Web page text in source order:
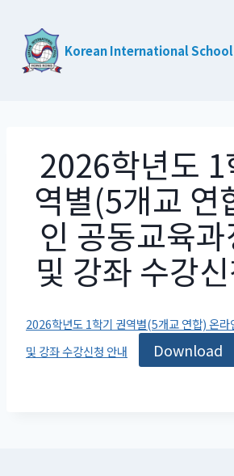
content
Korean International School
2026학년도 1
역별(5개교 연
인 공동교육
및 강좌 수강
2026학년도 1학기 권역별(5개교 연합) 온라
및 강좌 수강신청 안내
Download